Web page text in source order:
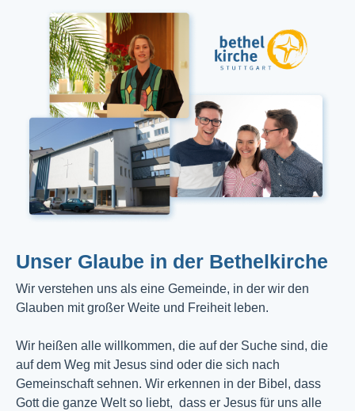
Unser Glaube in der Bethelkirche
Wir verstehen uns als eine Gemeinde, in der wir den
Glauben mit großer Weite und Freiheit leben.
Wir heißen alle willkommen, die auf der Suche sind, die
auf dem Weg mit Jesus sind oder die sich nach
Gemeinschaft sehnen. Wir erkennen in der Bibel, dass
Gott die ganze Welt so liebt, dass er Jesus für uns alle